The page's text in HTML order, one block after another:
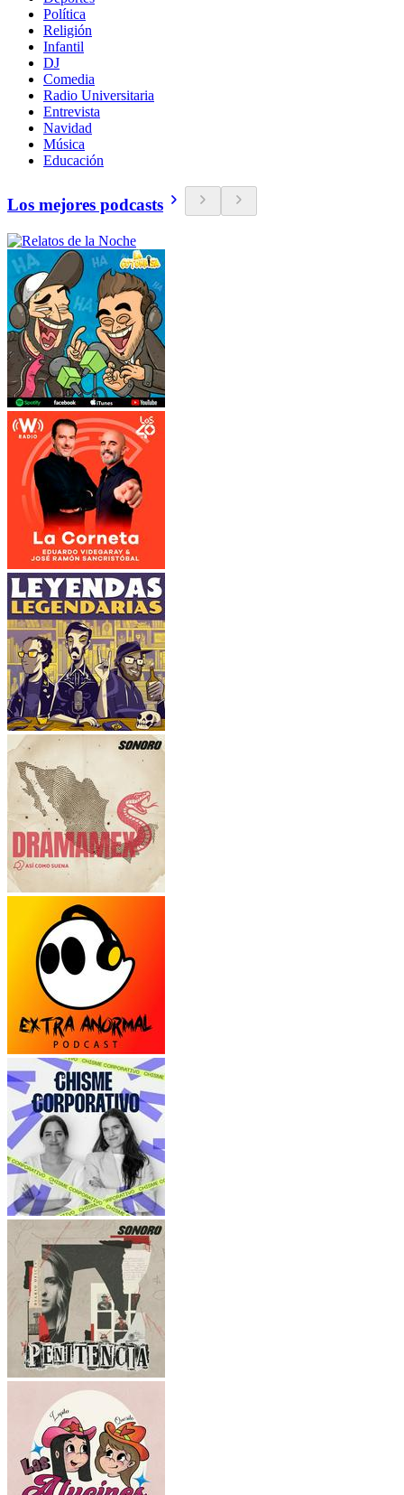
Política
Religión
Infantil
DJ
Comedia
Radio Universitaria
Entrevista
Navidad
Música
Educación
Los mejores podcasts